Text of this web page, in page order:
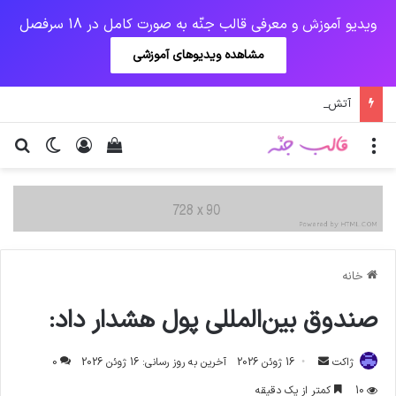
ویدیو آموزش و معرفی قالب جنّه به صورت کامل در 18 سرفصل
مشاهده ویدیوهای آموزشی
آتش سوزی در شیرخوارگاه آمنه
تغییر ورود
دیدن سبد خرید منو
خانه
صندوق بین‌المللی پول هشدار داد:
ژاکت
ارسال
ایمیل
16 ژوئن 2026 آخرین به روز رسانی: 16 ژوئن 2026
0
10
کمتر از یک دقیقه